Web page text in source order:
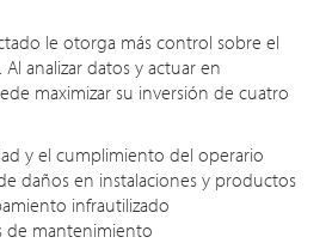
le otorga más control sobre el
analizar datos y actuar en
maximizar su inversión de cuatro
y el cumplimiento del operario
daños en instalaciones y productos
infrautilizado
de mantenimiento